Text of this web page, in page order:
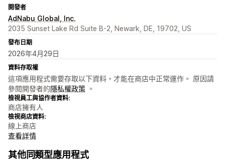
開發者
AdNabu Global, Inc.
2035 Sunset Lake Rd Suite B-2, Newark, DE, 19702, US
發布日期
2026年4月29日
資料存取權
這項應用程式需要存取以下資料，才能在商店中正常運作。 原因請
參閱開發者的隱私權政策 。
檢視員工與協作者資料:
商店擁有人
檢視商店資料:
線上商店
查看詳情
其他同類型應用程式